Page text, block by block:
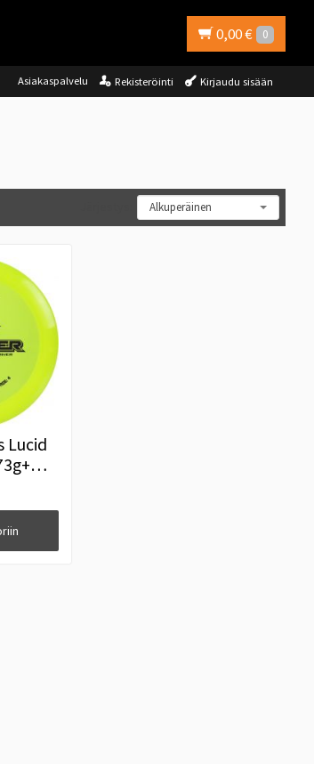
0,00 € 0
Asiakaspalvelu Rekisteröinti Kirjaudu sisään
Lucid